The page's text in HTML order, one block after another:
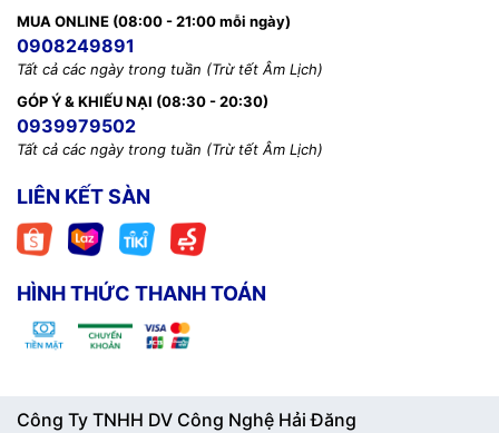
MUA ONLINE (08:00 - 21:00 mỗi ngày)
0908249891
Tất cả các ngày trong tuần (Trừ tết Âm Lịch)
GÓP Ý & KHIẾU NẠI (08:30 - 20:30)
0939979502
Tất cả các ngày trong tuần (Trừ tết Âm Lịch)
LIÊN KẾT SÀN
HÌNH THỨC THANH TOÁN
Công Ty TNHH DV Công Nghệ Hải Đăng